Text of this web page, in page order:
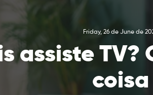
Friday, 26 de June de
assiste
coisa